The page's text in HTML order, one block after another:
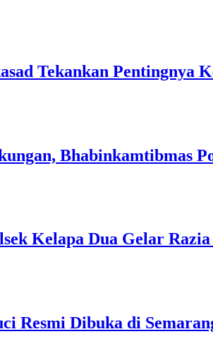
Tekankan Pentingnya
Bhabinkamtibmas
Kelapa Dua Gelar
Resmi Dibuka di